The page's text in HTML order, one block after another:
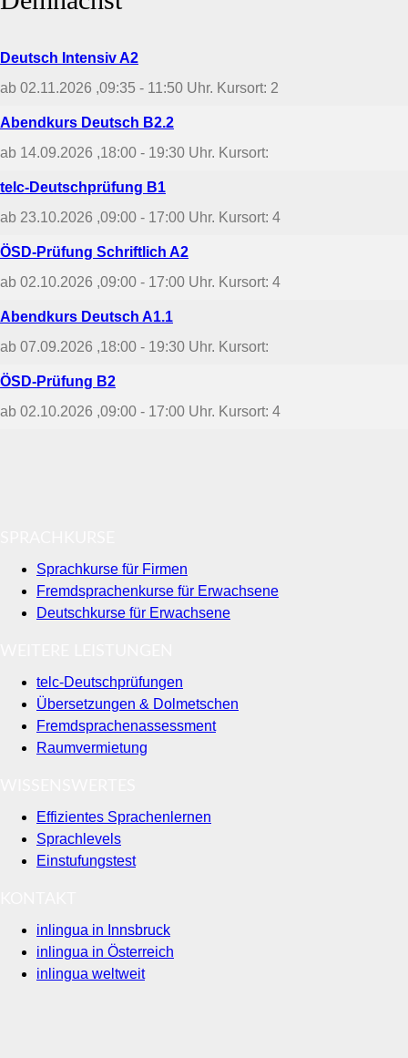
Deutsch Intensiv A2
ab 02.11.2026 ,09:35 - 11:50 Uhr. Kursort: 2
Abendkurs Deutsch B2.2
ab 14.09.2026 ,18:00 - 19:30 Uhr. Kursort:
telc-Deutschprüfung B1
ab 23.10.2026 ,09:00 - 17:00 Uhr. Kursort: 4
ÖSD-Prüfung Schriftlich A2
ab 02.10.2026 ,09:00 - 17:00 Uhr. Kursort: 4
Abendkurs Deutsch A1.1
ab 07.09.2026 ,18:00 - 19:30 Uhr. Kursort:
ÖSD-Prüfung B2
ab 02.10.2026 ,09:00 - 17:00 Uhr. Kursort: 4
Sprachkurse für Firmen
Fremdsprachenkurse für Erwachsene
Deutschkurse für Erwachsene
telc-Deutschprüfungen
Übersetzungen & Dolmetschen
Fremdsprachenassessment
Raumvermietung
Effizientes Sprachenlernen
Sprachlevels
Einstufungstest
inlingua in Innsbruck
inlingua in Österreich
inlingua weltweit